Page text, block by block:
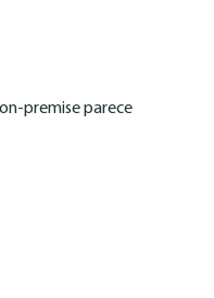
premise parece